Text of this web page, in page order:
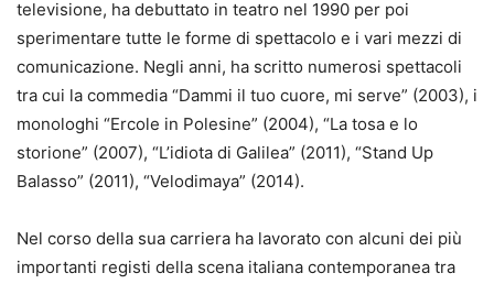
televisione, ha debuttato in teatro nel 1990 per poi
sperimentare tutte le forme di spettacolo e i vari mezzi di
comunicazione. Negli anni, ha scritto numerosi spettacoli
tra cui la commedia “Dammi il tuo cuore, mi serve” (2003), i
monologhi “Ercole in Polesine” (2004), “La tosa e lo
storione” (2007), “L’idiota di Galilea” (2011), “Stand Up
Balasso” (2011), “Velodimaya” (2014).
Nel corso della sua carriera ha lavorato con alcuni dei più
importanti registi della scena italiana contemporanea tra